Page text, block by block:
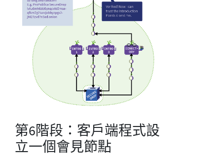
第6階段：客戶端程式設
立一個會見節點